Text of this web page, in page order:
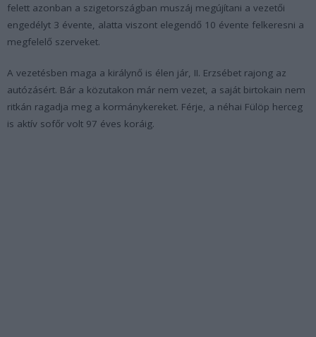
felett azonban a szigetországban muszáj megújítani a vezetői
engedélyt 3 évente, alatta viszont elegendő 10 évente felkeresni a
megfelelő szerveket.
A vezetésben maga a királynő is élen jár, II. Erzsébet rajong az
autózásért. Bár a közutakon már nem vezet, a saját birtokain nem
ritkán ragadja meg a kormánykereket. Férje, a néhai Fülöp herceg
is aktív sofőr volt 97 éves koráig.